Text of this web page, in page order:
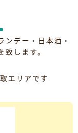
ンデー・日本酒・
します。
エリアです